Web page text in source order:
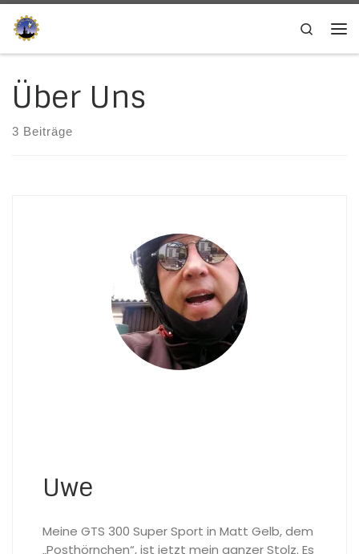
Zum Inhalt springen
Search
Über Uns
3 Beiträge
Uwe
Meine GTS 300 Super Sport in Matt Gelb, dem
„Posthörnchen“, ist jetzt mein ganzer Stolz. Es